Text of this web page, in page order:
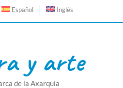
Español Inglés
y arte
de la Axarquía